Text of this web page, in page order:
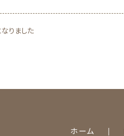
りました
ホーム